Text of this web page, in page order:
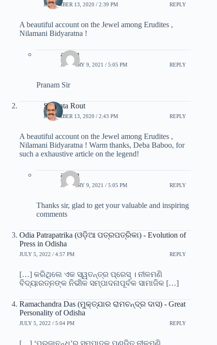
DECEMBER 13, 2020 / 2:39 PM REPLY
A beautiful account on the Jewel among Erudites ,
Nilamani Bidyaratna !
admin
JANUARY 9, 2021 / 5:05 PM REPLY
Pranam Sir
Sukanta Rout
DECEMBER 13, 2020 / 2:43 PM REPLY
A beautiful account on the Jewel among Erudites ,
Nilamani Bidyaratna ! Warm thanks, Deba Baboo, for
such a exhaustive article on the legend!
admin
JANUARY 9, 2021 / 5:05 PM REPLY
Thanks sir, glad to get your valuable and inspiring
comments
Odia Patrapatrika (ଓଡ଼ିଆ ପତ୍ରପତ୍ରିକା) - Evolution of
Press in Odisha
JULY 5, 2022 / 4:57 PM REPLY
[…] କରିଥିଲେ ଏକ ସ୍ୱତନ୍ତ୍ର ପ୍ରେସ୍‍ । ନୀଳମଣି
ବିଦ୍ୟାରତ୍ନଙ୍କ ନିର୍ଭୀକ ସମ୍ପାଦନାପୂର୍ବକ ସାମାଜିକ […]
Ramachandra Das (ମୁକ୍ତ୍ଯାର ରାମଚନ୍ଦ୍ର ଦାସ) - Great
Personality of Odisha
JULY 5, 2022 / 5:04 PM REPLY
[…] ‘ପ୍ରଜାବନ୍ଧୁ’ର ସମ୍ପାଦକ ପଣ୍ଡିତ ନୀଳମଣି